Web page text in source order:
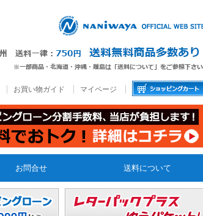
お買い物ガイド マイページ
お問合せ 送料について